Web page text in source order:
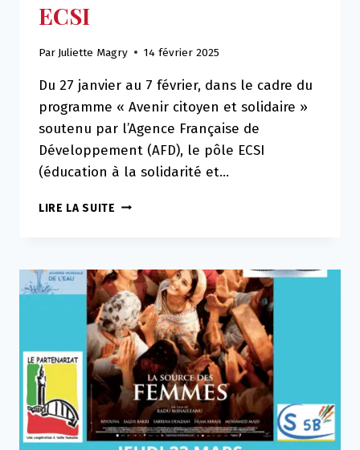
ECSI
Par Juliette Magry 14 février 2025
Du 27 janvier au 7 février, dans le cadre du
programme « Avenir citoyen et solidaire »
soutenu par l’Agence Française de
Développement (AFD), le pôle ECSI
(éducation à la solidarité et…
LIRE LA SUITE MISSION
ECSI